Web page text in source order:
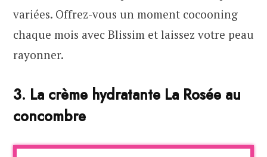
variées. Offrez-vous un moment cocooning
chaque mois avec Blissim et laissez votre peau
rayonner.
3. La crème hydratante La Rosée au
concombre